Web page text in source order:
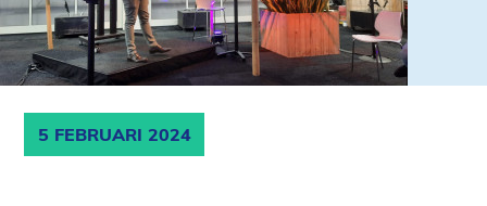
5 FEBRUARI 2024